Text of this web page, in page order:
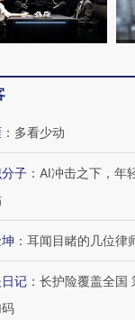
是“人道危
裂西班牙
湖北宜昌局
128毫米 紧
4000人
四届链博
技“链”接产
【特别呈
有意思的
： 多看少动
子 ： AI冲击之下，年
： 耳闻目睹的几位律
记 ： 长护险覆盖全国